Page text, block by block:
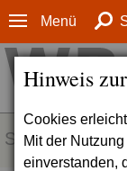
Hinweis
Cookies
Mit der
einverstanden,
Menü
SERVICE